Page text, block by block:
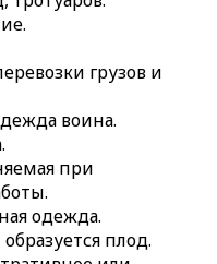
грузов и
воина.
при
одежда.
плод.